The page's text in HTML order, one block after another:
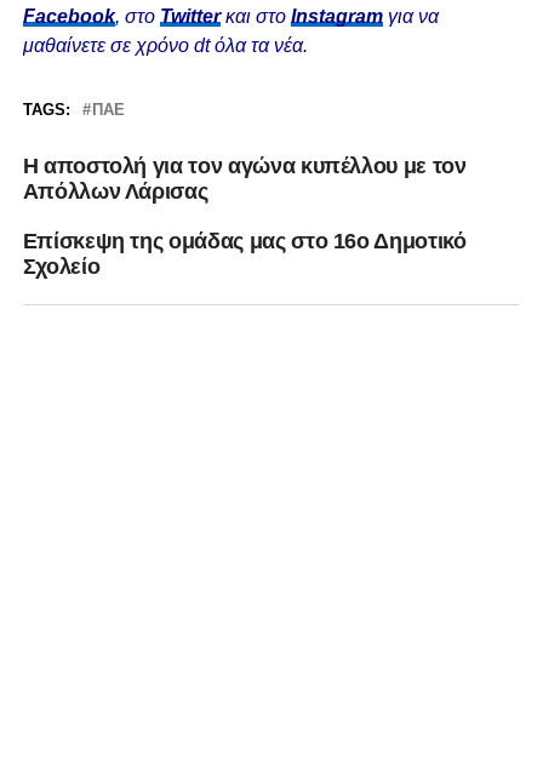
Facebook, στο Twitterκαι στο Instagram για να
μαθαίνετε σε χρόνο dt όλα τα νέα.
TAGS: ΠΑΕ
Η αποστολή για τον αγώνα κυπέλλου με τον
Απόλλων Λάρισας
Επίσκεψη της ομάδας μας στο 16ο Δημοτικό
Σχολείο